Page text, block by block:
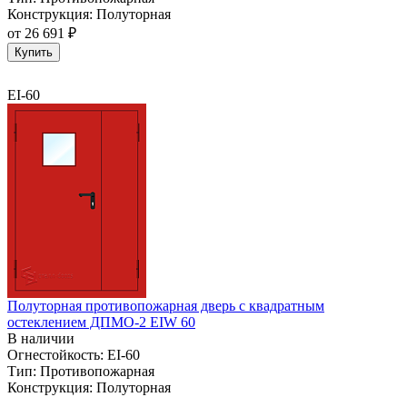
Конструкция: Полуторная
от 26 691 ₽
Купить
EI-60
Полуторная противопожарная дверь с квадратным
остеклением ДПМО-2 EIW 60
В наличии
Огнестойкость: EI-60
Тип: Противопожарная
Конструкция: Полуторная